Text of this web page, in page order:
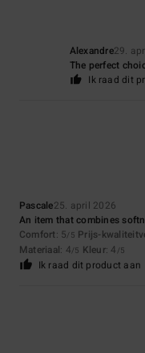
Alexandre29.
The perfect
Ik raad dit
Pascale25. april 2026
An item that combines
Comfort: 5/5 Prijs-
Materiaal: 4/5 Kleur: 4 /5
Ik raad dit product aan